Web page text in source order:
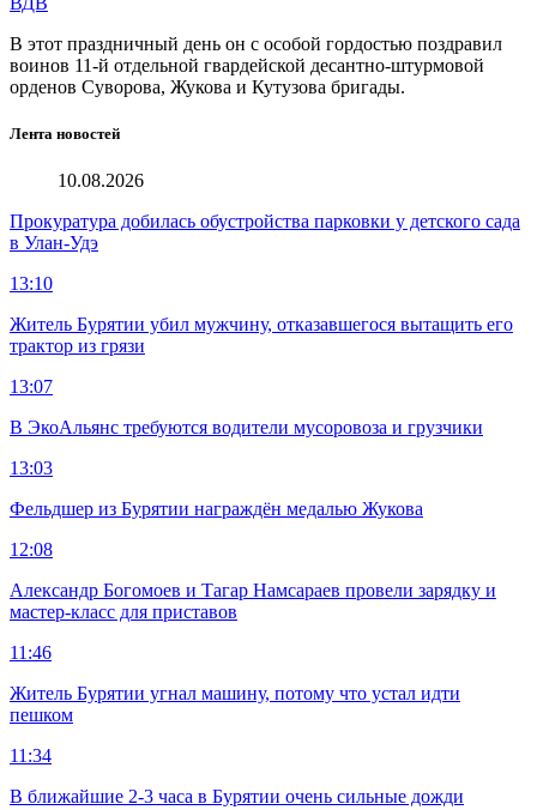
В этот праздничный день он с особой гордостью поздравил
воинов 11-й отдельной гвардейской десантно-штурмовой
орденов Суворова, Жукова и Кутузова бригады.
Лента новостей
10.08.2026
Прокуратура добилась обустройства парковки у детского сада
в Улан-Удэ
13:10
Житель Бурятии убил мужчину, отказавшегося вытащить его
трактор из грязи
13:07
В ЭкоАльянс требуются водители мусоровоза и грузчики
13:03
Фельдшер из Бурятии награждён медалью Жукова
12:08
Александр Богомоев и Тагар Намсараев провели зарядку и
мастер-класс для приставов
11:46
Житель Бурятии угнал машину, потому что устал идти
пешком
11:34
В ближайшие 2-3 часа в Бурятии очень сильные дожди